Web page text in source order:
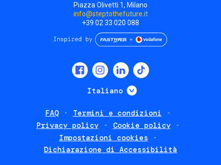
Piazza Olivetti 1, Milano
info@steptothefuture.it
+39 02 33 020 088
Italiano Mostra ulteriori
FAQ
Termini e condizioni
Privacy policy
Cookie policy
Impostazioni cookies
Dichiarazione di Accessibilità